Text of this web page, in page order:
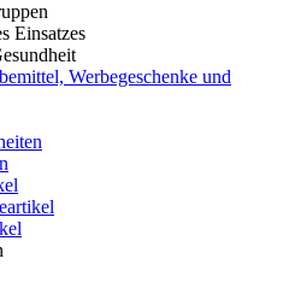
Einsatzes
Werbegeschenke und